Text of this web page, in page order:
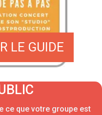
LE GUIDE
ce que votre group e est